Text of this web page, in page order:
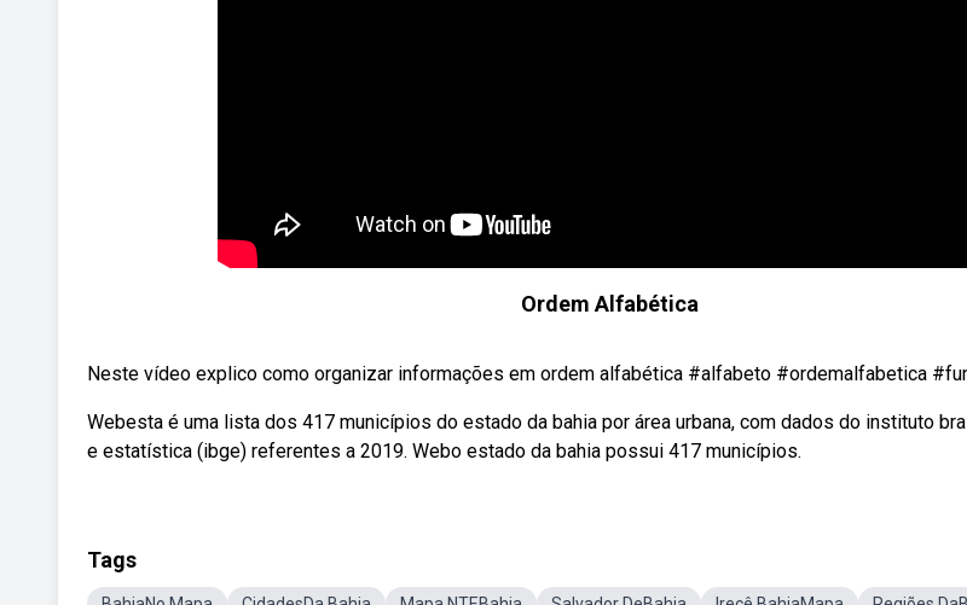
Ordem Alfabética
Neste vídeo explico como organizar informações em ordem alfabética #alfabeto #ordemalfabetica
Webesta é uma lista dos 417 municípios do estado da bahia por área urbana, com dados do instituto
e estatística (ibge) referentes a 2019. Webo estado da bahia possui 417 municípios.
Tags